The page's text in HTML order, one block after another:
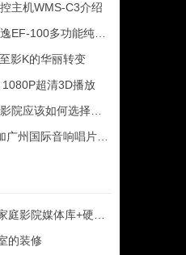
主机WMS-C3介绍
功能纯甲类耳机放大器即将上市
影K的华丽转变
超清3D播放
应该如何选择设备
音响唱片展，丰厚大奖等您拿！
库+硬盘播放机+无人值守下载机
的装修